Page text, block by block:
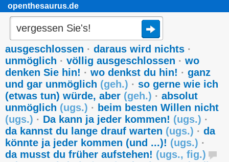
openthesaurus.de
ausgeschlossen · daraus wird nichts ·
unmöglich · völlig ausgeschlossen · wo
denken Sie hin! · wo denkst du hin! · ganz
und gar unmöglich (geh.) · so gerne wie ich
(etwas tun) würde, aber (geh.) · absolut
unmöglich (ugs.) · beim besten Willen nicht
(ugs.) · Da kann ja jeder kommen! (ugs.) ·
da kannst du lange drauf warten (ugs.) · da
könnte ja jeder kommen (und ...)! (ugs.) ·
da musst du früher aufstehen! (ugs., fig.)